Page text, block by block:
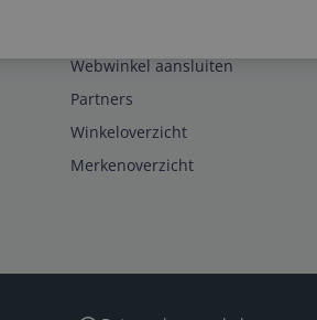
Webwinkel aansluiten
Partners
Winkeloverzicht
Merkenoverzicht